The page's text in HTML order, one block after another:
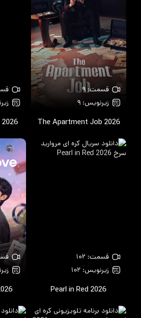
قسمت: ۹
زیرنویس: ۹
The Apartment Job 2026
2026
قسمت: ۱۰۲
زیرنویس: ۱۰۲
Pearl in Red2026